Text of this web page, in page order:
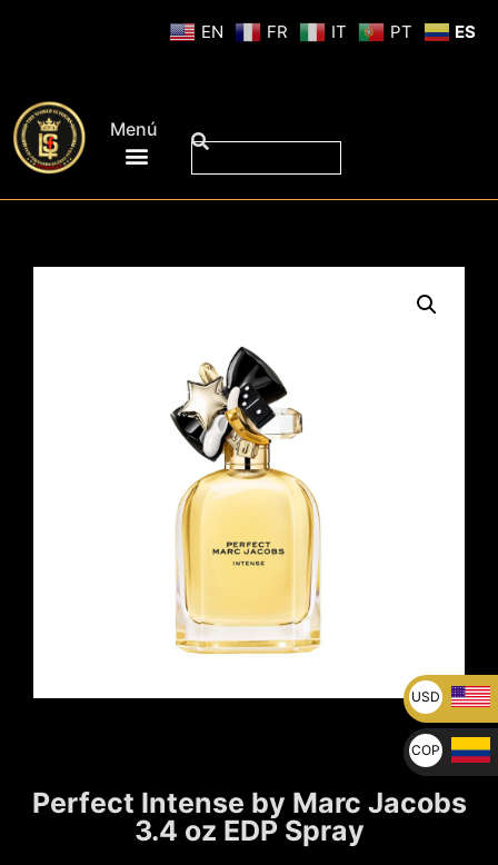
Menú
Perfect Intense by Marc Jacobs
3.4 oz EDP Spray
EN FR IT PT ES
USD
U$
COP
$